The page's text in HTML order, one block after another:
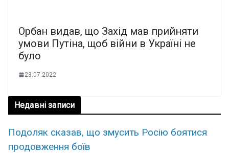
Орбан видав, що Захід мав прийняти
умови Путіна, щоб війни в Україні не
було
23.07.2022
Недавні записи
Подоляк сказав, що змусить Росію боятися
продовження боїв